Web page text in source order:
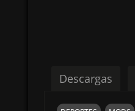
Descargas